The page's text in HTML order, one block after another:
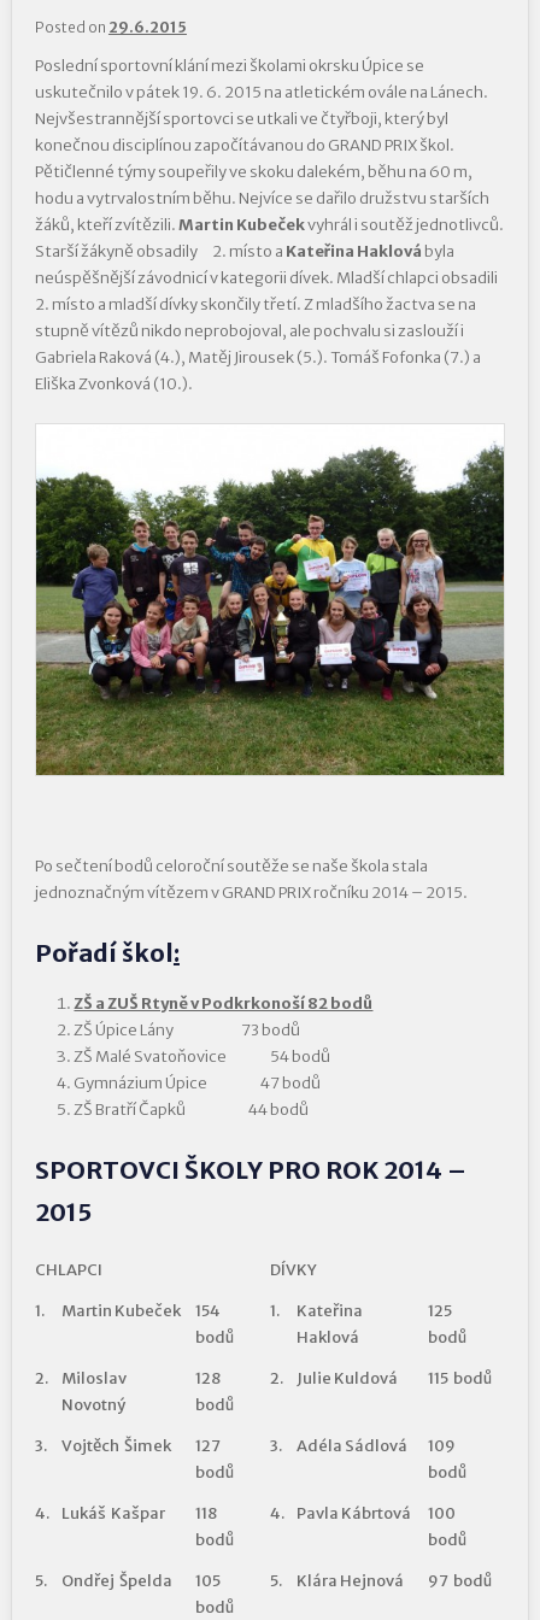
Posted on 29.6.2015
Poslední sportovní klání mezi školami okrsku Úpice se
uskutečnilo v pátek 19. 6. 2015 na atletickém ovále na Lánech.
Nejvšestrannější sportovci se utkali ve čtyřboji, který byl
konečnou disciplínou započítávanou do GRAND PRIX škol.
Pětičlenné týmy soupeřily ve skoku dalekém, běhu na 60 m,
hodu a vytrvalostním běhu. Nejvíce se dařilo družstvu starších
žáků, kteří zvítězili.Martin Kubečekvyhrál i soutěž jednotlivců.
Starší žákyně obsadily 2. místo a Kateřina Haklová byla
neúspěšnější závodnicí v kategorii dívek. Mladší chlapci obsadili
2. místo a mladší dívky skončily třetí. Z mladšího žactva se na
stupně vítězů nikdo neprobojoval, ale pochvalu si zaslouží i
Gabriela Raková (4.), Matěj Jirousek (5.). Tomáš Fofonka (7.) a
Eliška Zvonková (10.).
Po sečtení bodů celoroční soutěže se naše škola stala
jednoznačným vítězem v GRAND PRIX ročníku 2014 – 2015.
Pořadí škol:
ZŠ a ZUŠ Rtyně v Podkrkonoší 82 bodů
ZŠ Úpice Lány 73 bodů
ZŠ Malé Svatoňovice 54 bodů
Gymnázium Úpice 47 bodů
ZŠ Bratří Čapků 44 bodů
SPORTOVCI ŠKOLY PRO ROK 2014 –
2015
CHLAPCI
DÍVKY
1.
Martin Kubeček
154
bodů
1.
Kateřina
Haklová
125
bodů
2.
Miloslav
Novotný
128
bodů
2. Julie Kuldová 115 bodů
3. Vojtěch Šimek
127
bodů
3. Adéla Sádlová
109
bodů
4.
Lukáš Kašpar
118
bodů
4. Pavla Kábrtová
100
bodů
5.
Ondřej Špelda
105
bodů
5. Klára Hejnová 97 bodů